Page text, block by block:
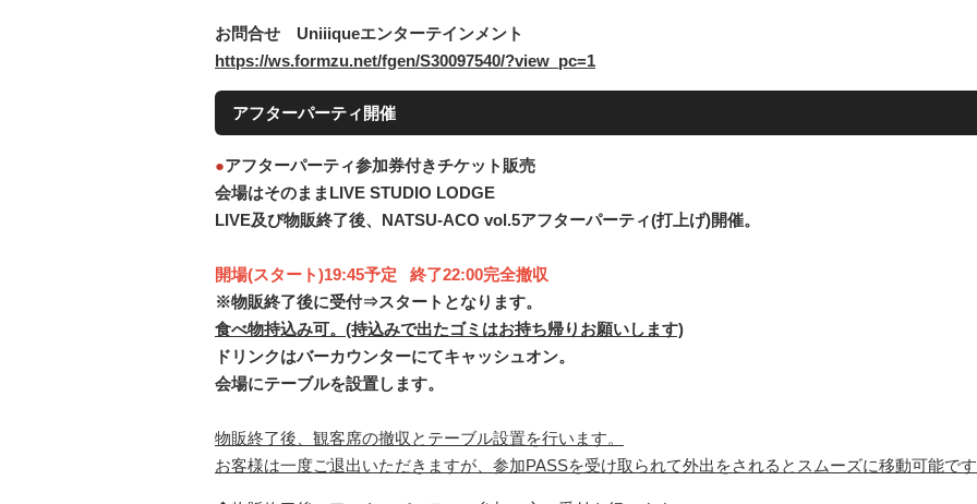
お問合せ Uniiiqueエンターテインメント
https://ws.formzu.net/fgen/S30097540/?view_pc=1
アフターパーティ開催
●アフターパーティ参加券付きチケット販売
会場はそのままLIVE STUDIO LODGE
LIVE及び物販終了後、NATSU-ACO vol.5アフターパーティ(打上げ)開催。
開場(スタート)19:45予定 終了22:00完全撤収
※物販終了後に受付⇒スタートとなります。
食べ物持込み可。(持込みで出たゴミはお持ち帰りお願いします)
ドリンクはバーカウンターにてキャッシュオン。
会場にテーブルを設置します。
物販終了後、観客席の撤収とテーブル設置を行います。
お客様は一度ご退出いただきますが、参加PASSを受け取られて外出をされるとスムーズに移動可能で